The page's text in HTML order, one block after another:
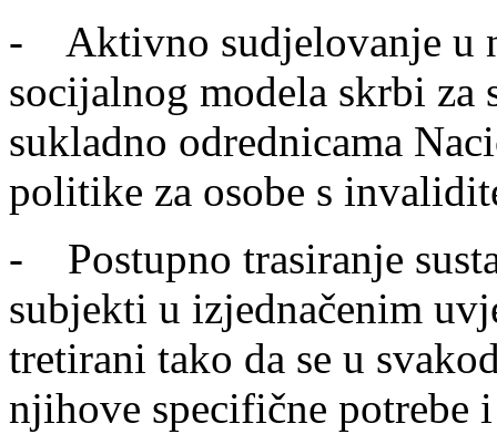
- Aktivno sudjelovanje u
socijalnog modela skrbi
sukladno odrednicama
politike za osobe s
- Postupno trasiranje
subjekti u izjednačenim
tretirani tako da se u
njihove specifične potrebe